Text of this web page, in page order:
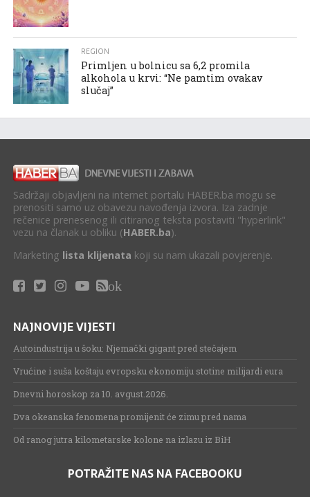
REGION
Primljen u bolnicu sa 6,2 promila
alkohola u krvi: “Ne pamtim ovakav
slučaj”
Sadržaji objavljeni na internet portalu HABER.ba mogu se
prenositi samo uz obavezu navođenja izvora. Iza zadnje
rečenice prenesenog ili citiranog teksta postaviti "hyperlink"
vezu na članak u obliku (HABER.ba).
Marketing lista klijenata koji su nam ukazali povjerenje.
ok
NAJNOVIJE VIJESTI
Autoindustrija u šoku: Njemački gigant pred stečajem
Vrućine i suša koštaju evropsku ekonomiju stotine milijardi eura
Dnevni horoskop za 10. avgust.2026.
Dva okeanska fenomena promijenit će zimu pred nama
Od ranog jutra kilometarske kolone na izlazu iz BiH
POTRAŽITE NAS NA FACEBOOKU